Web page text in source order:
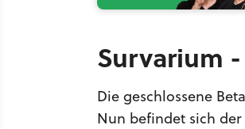
Survarium
Die geschlossene
Nun befindet sich